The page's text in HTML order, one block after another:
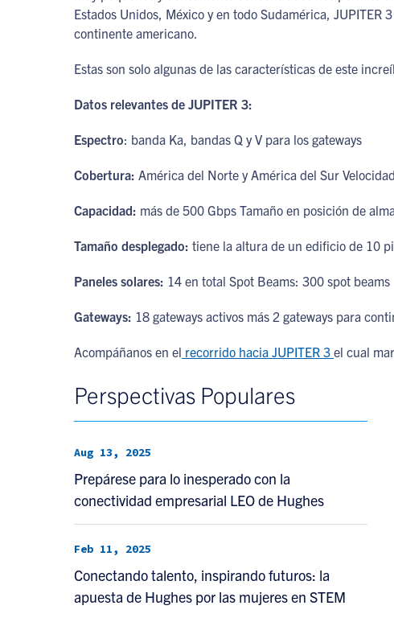
Estados Unidos, México y en todo Sudamérica,
continente americano.
Estas son solo algunas de las características de este
Datos relevantes de JUPITER 3:
Espectro: banda Ka, bandas Q y V para los gateways
Cobertura: América del Norte y América del Sur
Capacidad: más de 500 Gbps Tamaño en posición de
Tamaño desplegado: tiene la altura de un edificio de 10
Paneles solares: 14 en total Spot Beams: 300 spot beams
Gateways: 18 gateways activos más 2 gateways para
Acompáñanos en el recorrido hacia JUPITER 3 el cual
Perspectivas Populares
Aug 13, 2025
Prepárese para lo inesperado con la
conectividad empresarial LEO de Hughes
Feb 11, 2025
Conectando talento, inspirando futuros: la
apuesta de Hughes por las mujeres en STEM